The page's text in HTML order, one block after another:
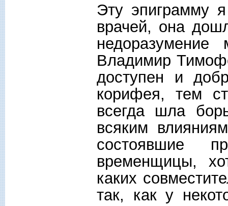
Эту эпиграмму
врачей, она
Владимир
доступен и
корифея, тем
всегда шла
всяким
состоявшие
временщицы,
каких
так, как у